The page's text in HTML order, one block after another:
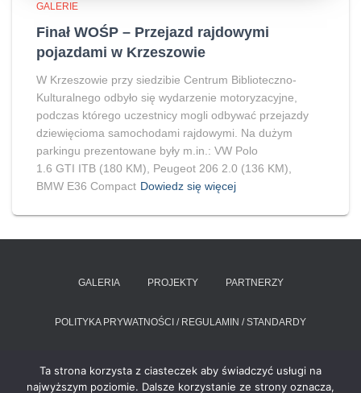
GALERIE
Finał WOŚP – Przejazd rajdowymi
pojazdami w Krzeszowie
W Krzeszowie przy siedzibie Centrum Biblioteczno-
Kulturalnego odbyło się wydarzenie motoryzacyjne,
podczas którego uczestnicy mogli odbywać przejazdy
dziewięcioma samochodami rajdowymi. Na dużym
parkingu prezentowane były m.in.: VW Polo
1.6 GTI ITB (180 KM), Peugeot 206 2.0 (136 KM),
BMW E36 Compact Dowiedz się więcej
GALERIA PROJEKTY PARTNERZY
POLITYKA PRYWATNOŚCI / REGULAMIN / STANDARDY
PUBLICZNEGO
Ta strona korzysta z ciasteczek aby świadczyć usługi na
najwyższym poziomie. Dalsze korzystanie ze strony oznacza,